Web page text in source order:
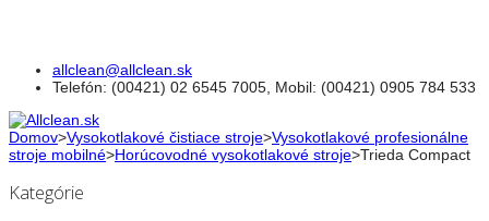
allclean@allclean.sk
Telefón: (00421) 02 6545 7005, Mobil: (00421) 0905 784 533
Domov>Vysokotlakové čistiace stroje>Vysokotlakové profesionálne
stroje mobilné>Horúcovodné vysokotlakové stroje>Trieda Compact
Kategórie